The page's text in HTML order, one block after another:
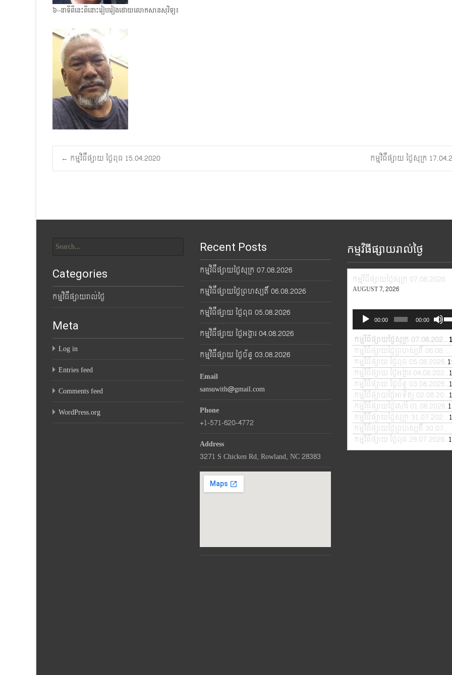
៦–នាទីពីនេះពីនោះរៀបរៀងដោយលោកសានសុវិទ្យ៖
Post
← កម្មវិធីផ្សាយ ថ្ងៃពុធ 15.04.2020 កម្មវិធីផ្សាយ ថ្ងៃសុក្រ
for:
Recent Posts
កម្មវិធីផ្សាយថ្ងៃសុក្រ 07.08.2026
កម្មវិធីផ្សាយថ្ងៃព្រហស្បតិ៍ 06.08.2026
កម្មវិធីផ្សាយ ថ្ងៃពុធ 05.08.2026
កម្មវិធីផ្សាយ ថ្ងៃអង្គារ 04.08.2026
កម្មវិធីផ្សាយ ថ្ងៃច័ន្ទ 03.08.2026
កម្មវិធីផ្សាយរាល់ថ្ងៃ
កម្មវិធីផ្សាយថ្ងៃសុក្រ 07.08.2026
AUGUST 7, 2026
Audio
Player
00:00 00:00
to
or
កម្មវិធីផ្សាយថ្ងៃសុក្រ 07.08.2026
កម្មវិធីផ្សាយថ្ងៃព្រហស្បតិ៍ 06.08.2026
កម្មវិធីផ្សាយ ថ្ងៃពុធ 05.08.2026
កម្មវិធីផ្សាយ ថ្ងៃអង្គារ 04.08.2026
កម្មវិធីផ្សាយ ថ្ងៃច័ន្ទ 03.08.2026
—
កម្មវិធីផ្សាយថ្ងៃអាទិត្យ 02.08.2026
កម្មវិធីផ្សាយថ្ងៃសៅរ៍ 01.08.2026
កម្មវិធីផ្សាយថ្ងៃសុក្រ 31.07.2026
កម្មវិធីផ្សាយថ្ងៃព្រហស្បតិ៍ 30.07.2026
កម្មវិធីផ្សាយ ថ្ងៃពុធ 29.07.2026
—
Categories
កម្មវិធីផ្សាយរាល់ថ្ងៃ
Meta
Log in
Entries feed
Comments feed
WordPress.org
Email
sansuwith@gmail.com
Phone
+1-571-620-4772
Address
3271 S Chicken Rd, Rowland, NC 28383